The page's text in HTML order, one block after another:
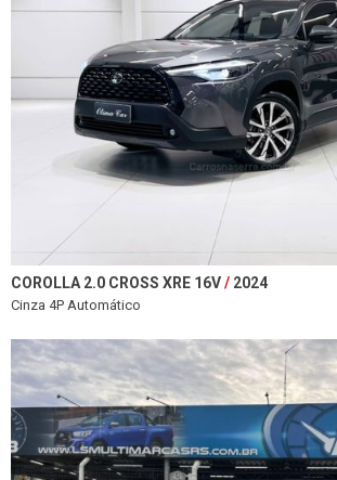
COROLLA 2.0 CROSS XRE 16V 2024
Cinza 4P Automático